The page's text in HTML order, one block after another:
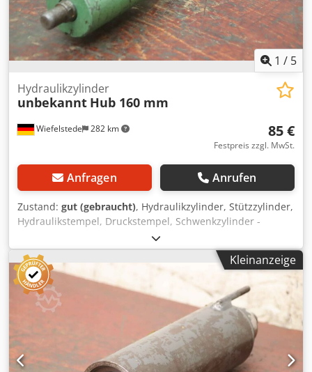
1 / 5
Wiefelstede 282 km
Hydraulikzylinder
unbekannt Hub 160 mm
85 €
Festpreis zzgl. MwSt.
Anfragen Anrufen
Zustand: gut (gebraucht), Hydraulikzylinder, Stützzylinder,
Hydraulikstempel, Druckstempel, Schwenkzylinder -
Hydraulikzylinder: doppeltwirkend Hub 160 mm Dsdpfx
Aiev Tk Nws Eeck -Typ: leider ohne Typbezeichnung -
Kolbenstange: Ø 25 mm / M20 -Aufnahme: Ø 25 mm -
Abmessungen: Ø 70 x 410 mm -Gewicht: 6,4 kg
Kleinanzeige